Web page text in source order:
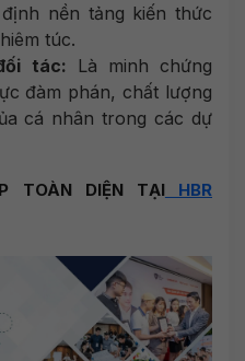
nền tảng kiến thức
túc.
tác: Là minh chứng
đàm phán, chất lượng
cá nhân trong các dự
TOÀN DIỆN TẠI HBR